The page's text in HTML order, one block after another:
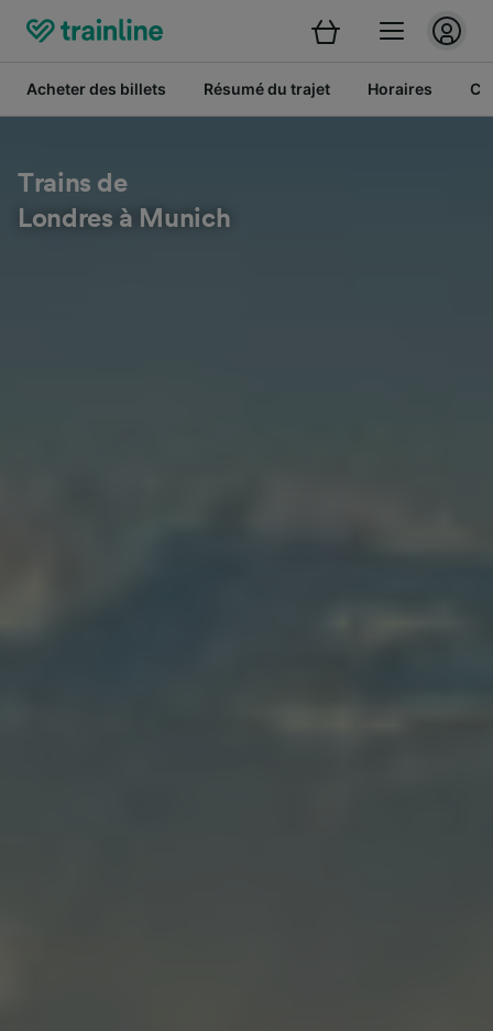
Acheter des billets Résumé du trajet Horaires
Trains de
Londres à Munich